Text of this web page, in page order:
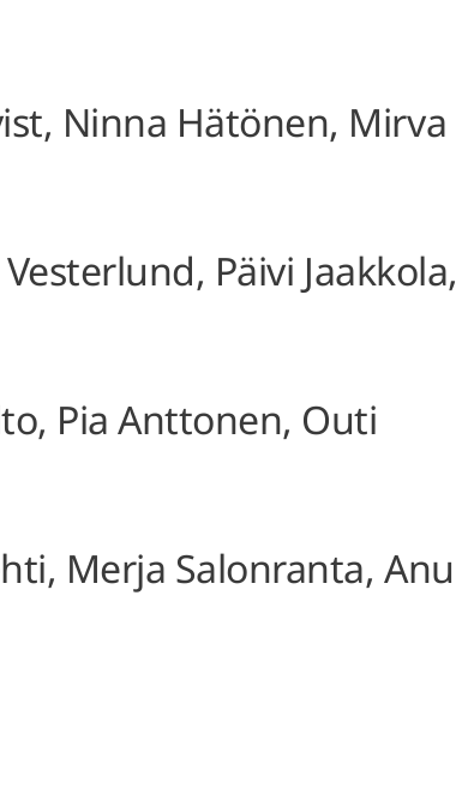
Ninna Hätönen, Mirva
Päivi Jaakkola,
Pia Anttonen, Outi
Merja Salonranta, Anu